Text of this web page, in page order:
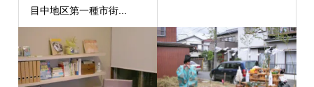
目中地区第一種市街...